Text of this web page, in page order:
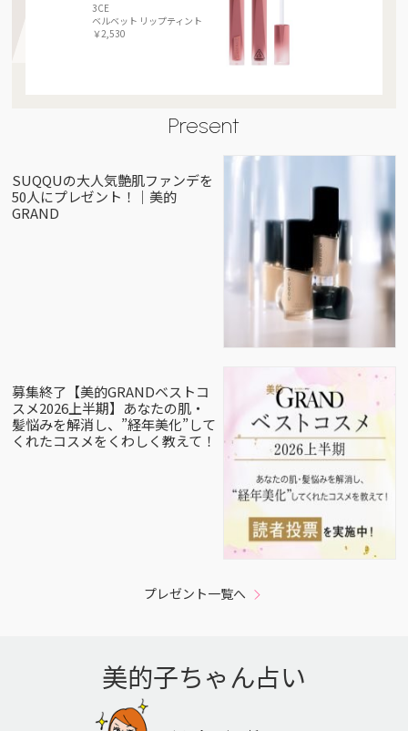
3CE
ベルベット リップティント
￥2,530
Present
SUQQUの大人気艶肌ファンデを
50人にプレゼント！｜美的
GRAND
募集終了【美的GRANDベストコ
スメ2026上半期】あなたの肌・
髪悩みを解消し、”経年美化”して
くれたコスメをくわしく教えて！
プレゼント一覧へ
美的子ちゃん占い